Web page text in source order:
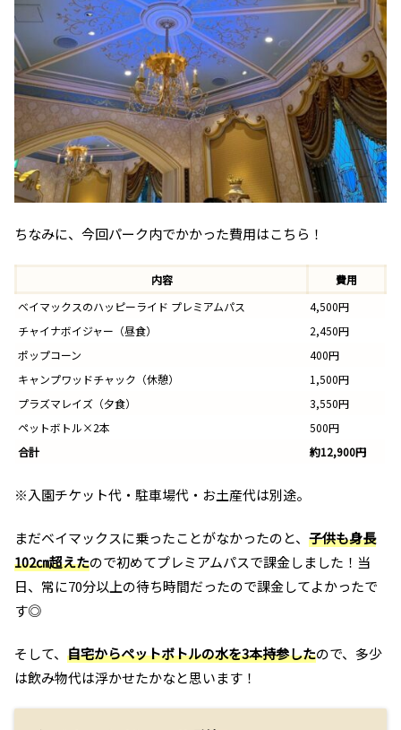
ちなみに、今回パーク内でかかった費用はこちら！
内容
費用
ベイマックスのハッピーライド プレミアムパス
4,500円
チャイナボイジャー（昼食）
2,450円
ポップコーン
400円
キャンプワッドチャック（休憩）
1,500円
プラズマレイズ（夕食）
3,550円
ペットボトル×2本
500円
合計
約12,900円
※入園チケット代・駐車場代・お土産代は別途。
まだベイマックスに乗ったことがなかったのと、 子供も身長
102㎝超えたので初めてプレミアムパスで課金しました！当
日、常に70分以上の待ち時間だったので課金してよかったで
す◎
そして、 自宅からペットボトルの水を3本持参したので、多少
は飲み物代は浮かせたかなと思います！